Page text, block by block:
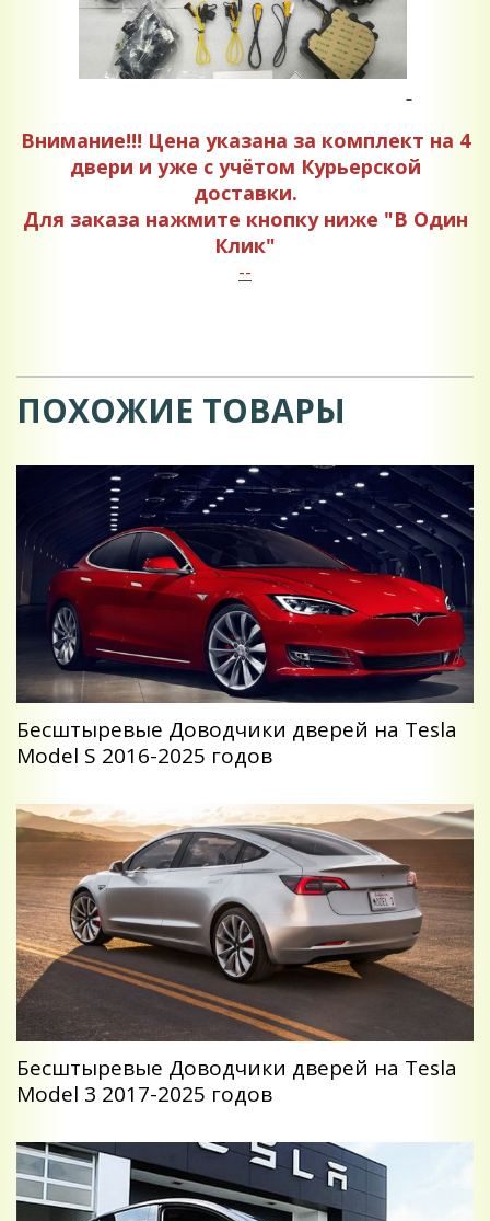
Внимание!!! Цена указана за комплект на 4
двери и уже с учётом Курьерской
доставки.
Для заказа нажмите кнопку ниже "В Один
Клик"
--
ПОХОЖИЕ ТОВАРЫ
Беcштыревые Доводчики дверей на Tesla
Model S 2016-2025 годов
Беcштыревые Доводчики дверей на Tesla
Model 3 2017-2025 годов